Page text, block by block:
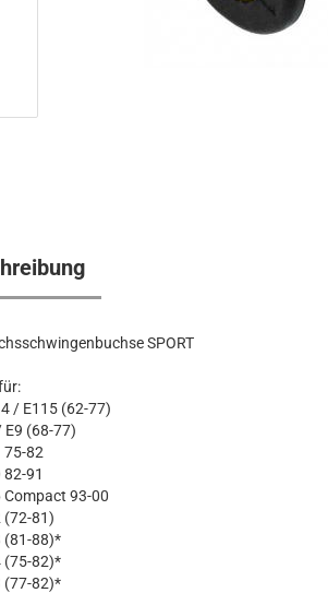
SPORT
/ E115 (62-77)
E9 (68-77)
75-82
82-91
Compact 93-00
(72-81)
(81-88)*
(75-82)*
(77-82)*